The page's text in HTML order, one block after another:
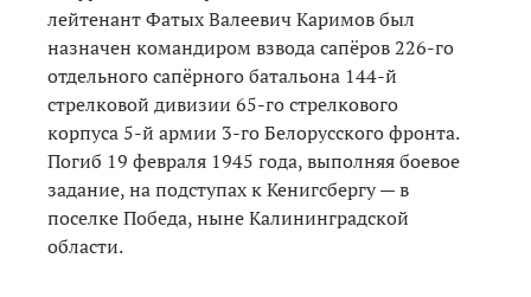
лейтенант Фатых Валеевич Каримов был
назначен командиром взвода сапёров 226-го
отдельного сапёрного батальона 144-й
стрелковой дивизии 65-го стрелкового
корпуса 5-й армии 3-го Белорусского фронта.
Погиб 19 февраля 1945 года, выполняя боевое
задание, на подступах к Кенигсбергу — в
поселке Победа, ныне Калининградской
области.